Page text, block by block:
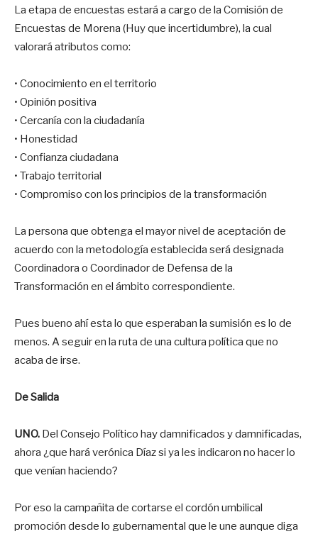
La etapa de encuestas estará a cargo de la Comisión de
Encuestas de Morena (Huy que incertidumbre), la cual
valorará atributos como:
• Conocimiento en el territorio
• ⁠Opinión positiva
• Cercanía con la ciudadanía
• Honestidad
• Confianza ciudadana
• Trabajo territorial
• Compromiso con los principios de la transformación
La persona que obtenga el mayor nivel de aceptación de
acuerdo con la metodología establecida será designada
Coordinadora o Coordinador de Defensa de la
Transformación en el ámbito correspondiente.
Pues bueno ahí esta lo que esperaban la sumisión es lo de
menos. A seguir en la ruta de una cultura política que no
acaba de irse.
De Salida
UNO. Del Consejo Político hay damnificados y damnificadas,
ahora ¿que hará verónica Díaz si ya les indicaron no hacer lo
que venían haciendo?
Por eso la campañita de cortarse el cordón umbilical
promoción desde lo gubernamental que le une aunque diga